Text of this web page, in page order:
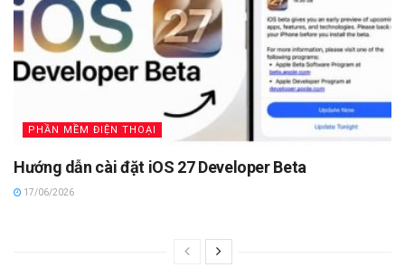
PHẦN MỀM ĐIỆN THOẠI
Hướng dẫn cài đặt iOS 27 Developer Beta
17/06/2026